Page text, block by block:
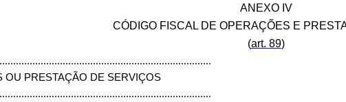
ANEXO IV
CÓDIGO FISCAL DE OPERAÇÕES E
(art. 89)
OU PRESTAÇÃO DE SERVIÇOS